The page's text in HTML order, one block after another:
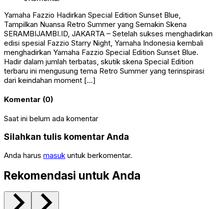
Yamaha Fazzio Hadirkan Special Edition Sunset Blue,
Tampilkan Nuansa Retro Summer yang Semakin Skena
SERAMBIJAMBI.ID, JAKARTA – Setelah sukses menghadirkan
edisi spesial Fazzio Starry Night, Yamaha Indonesia kembali
menghadirkan Yamaha Fazzio Special Edition Sunset Blue.
Hadir dalam jumlah terbatas, skutik skena Special Edition
terbaru ini mengusung tema Retro Summer yang terinspirasi
dari keindahan moment […]
Komentar (0)
Saat ini belum ada komentar
Silahkan tulis komentar Anda
Anda harus masuk untuk berkomentar.
Rekomendasi untuk Anda